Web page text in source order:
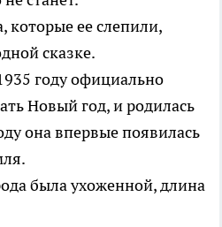
которые ее слепили,
сказке.
году официально
Новый год, и родилась
она впервые появилась
была ухоженной, длина